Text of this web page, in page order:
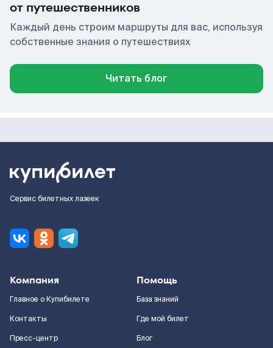
от путешественников
Каждый день строим маршруты для вас, используя
собственные знания о путешествиях
Читать блог
Сервис билетных лазеек
Компания
Главное о Купибилете
Контакты
Пресс-центр
Помощь
База знаний
Где мой билет
Блог